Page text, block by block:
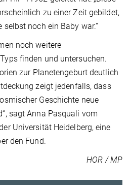
zu einer Zeit gebildet,
noch ein Baby war.“
noch weitere
finden und untersuchen.
zur Planetengeburt deutlich
zeigt jedenfalls, dass
Geschichte neue
sagt Anna Pasquali vom
Universität Heidelberg, eine
den Fund.
HOR / MP